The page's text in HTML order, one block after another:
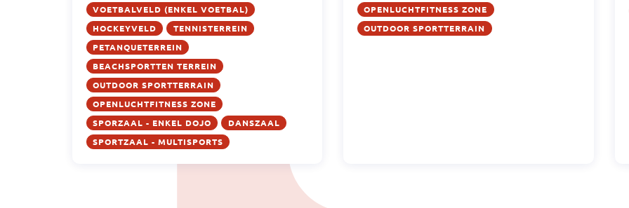
VOETBALVELD (ENKEL VOETBAL)
HOCKEYVELD TENNISTERREIN
PETANQUETERREIN
BEACHSPORTTEN TERREIN
OUTDOOR SPORTTERRAIN
OPENLUCHTFITNESS ZONE
SPORZAAL - ENKEL DOJO DANSZAAL
SPORTZAAL - MULTISPORTS
OPENLUCHTFITNESS ZONE
OUTDOOR SPORTTERRAIN